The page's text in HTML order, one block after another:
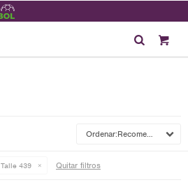
Recomendados
Talle 439 Quitar filtros